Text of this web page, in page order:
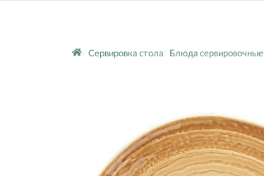
Сервировка стола Блюда сервировочные